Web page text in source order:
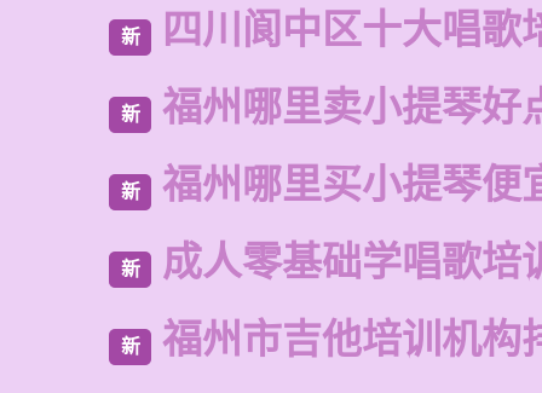
新 四川阆中区十大唱歌
新 福州哪里卖小提琴好
新 福州哪里买小提琴便
新 成人零基础学唱歌培
新 福州市吉他培训机构